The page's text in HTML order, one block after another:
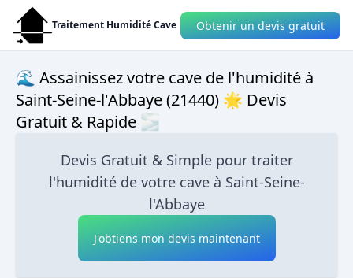
Traitement Humidité Cave Obtenir un devis gratuit
🌊 Assainissez votre cave de l'humidité à
Saint-Seine-l'Abbaye (21440) 🌟 Devis
Gratuit & Rapide 🌫
Devis Gratuit & Simple pour traiter
l'humidité de votre cave à Saint-Seine-
l'Abbaye
J'obtiens mon devis maintenant